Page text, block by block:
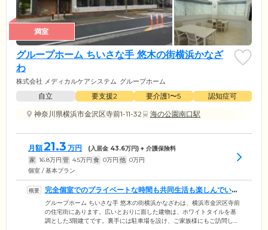
満室
グループホーム ちいさな手 悠木の街横浜かなざ
わ
株式会社 メディカルケアシステム グループホーム
自立 要支援2 要介護1〜5
認知症可
神奈川県横浜市金沢区寺前1-11-32
海の公園南口駅
月額21.3 万円 (入居金 43.6万円) + 介護保険料
家 16.8万円 管 4.5万円 食 0万円 他 0万円
個室 / 基本プラン
完全個室でのプライベートな時間も共同生活も楽しんでいた
だけます
グループホーム ちいさな手 悠木の街横浜かなざわは、横浜市金沢区寺前
の住宅街にあります。広いとおりに面した建物は、ホワイトタイルを基
調とした3階建てです。裏手には駐車場を設け、ご家族様にもご訪問しや